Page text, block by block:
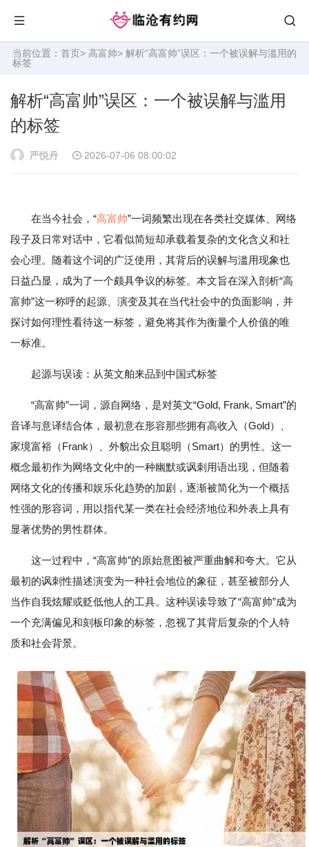
当前位置： 首页> 高富帅> 解析“高富帅”误区：一个被误解与滥用的
标签
解析“高富帅”误区：一个被误解与滥用
的标签
严悦丹 2026-07-06 08:00:02
在当今社会，“高富帅”一词频繁出现在各类社交媒体、网络
段子及日常对话中，它看似简短却承载着复杂的文化含义和社
会心理。随着这个词的广泛使用，其背后的误解与滥用现象也
日益凸显，成为了一个颇具争议的标签。本文旨在深入剖析“高
富帅”这一称呼的起源、演变及其在当代社会中的负面影响，并
探讨如何理性看待这一标签，避免将其作为衡量个人价值的唯
一标准。
起源与误读：从英文舶来品到中国式标签
“高富帅”一词，源自网络，是对英文“Gold, Frank, Smart”的
音译与意译结合体，最初意在形容那些拥有高收入（Gold）、
家境富裕（Frank）、外貌出众且聪明（Smart）的男性。这一
概念最初作为网络文化中的一种幽默或讽刺用语出现，但随着
网络文化的传播和娱乐化趋势的加剧，逐渐被简化为一个概括
性强的形容词，用以指代某一类在社会经济地位和外表上具有
显著优势的男性群体。
这一过程中，“高富帅”的原始意图被严重曲解和夸大。它从
最初的讽刺性描述演变为一种社会地位的象征，甚至被部分人
当作自我炫耀或贬低他人的工具。这种误读导致了“高富帅”成为
一个充满偏见和刻板印象的标签，忽视了其背后复杂的个人特
质和社会背景。